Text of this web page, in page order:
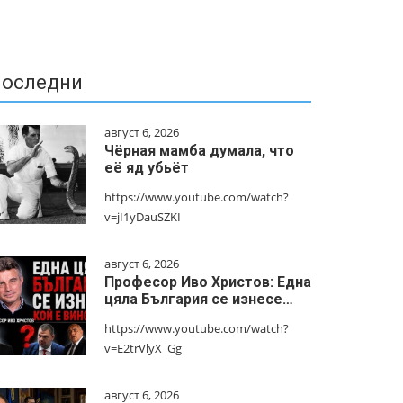
август 6, 2026
Чёрная мамба думала, что
её яд убьёт
https://www.youtube.com/watch?
v=jI1yDauSZKI
август 6, 2026
Професор Иво Христов: Една
цяла България се изнесе…
https://www.youtube.com/watch?
v=E2trVlyX_Gg
август 6, 2026